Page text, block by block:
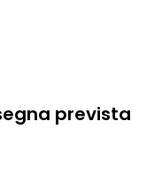
prevista